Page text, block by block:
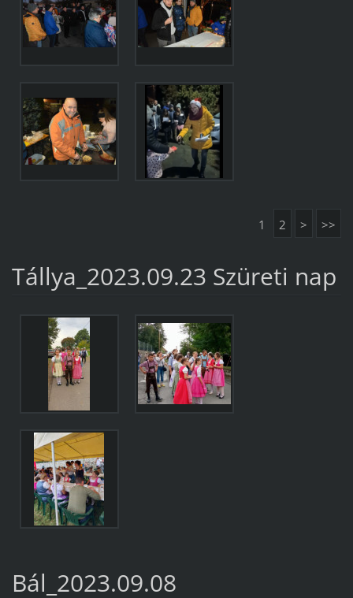
1 2 > >>
Tállya_2023.09.23 Szüreti nap
Bál_2023.09.08